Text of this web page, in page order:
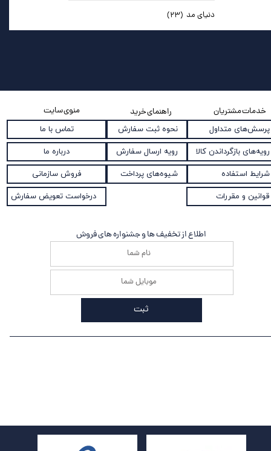
دنیای مد (۲۳)
راهنمای خرید
نحوه ثبت سفارش
رویه ارسال سفارش
شیوه‌های پرداخت
خدمات مشتریان
پرسش‌های متداول
رویه‌های بازگرداندن کالا
شرایط استفاده
قوانین و مقررات
منوی سایت
تماس با ما
درباره ما
فروش سازمانی
درخواست تعویض سفارش
اطلاع از تخفیف ها و جشنواره های فروش
ثبت